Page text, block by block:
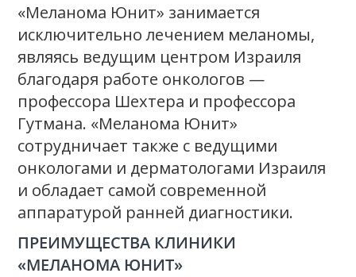
«Меланома Юнит» занимается
исключительно лечением меланомы,
являясь ведущим центром Израиля
благодаря работе онкологов —
профессора Шехтера и профессора
Гутмана. «Меланома Юнит»
сотрудничает также с ведущими
онкологами и дерматологами Израиля
и обладает самой современной
аппаратурой ранней диагностики.
ПРЕИМУЩЕСТВА КЛИНИКИ
«МЕЛАНОМА ЮНИТ»